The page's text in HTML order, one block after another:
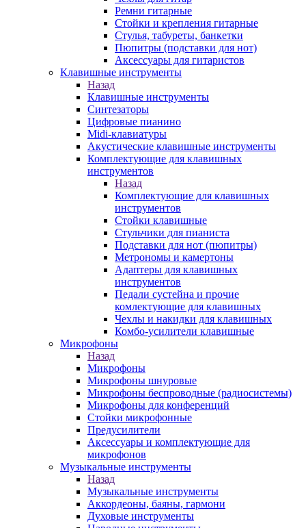
Ремни гитарные
Стойки и крепления гитарные
Стулья, табуреты, банкетки
Пюпитры (подставки для нот)
Аксессуары для гитаристов
Клавишные инструменты
Назад
Клавишные инструменты
Синтезаторы
Цифровые пианино
Midi-клавиатуры
Акустические клавишные инструменты
Комплектующие для клавишных
инструментов
Назад
Комплектующие для клавишных
инструментов
Стойки клавишные
Стульчики для пианиста
Подставки для нот (пюпитры)
Метрономы и камертоны
Адаптеры для клавишных
инструментов
Педали сустейна и прочие
комлектующие для клавишных
Чехлы и накидки для клавишных
Комбо-усилители клавишные
Микрофоны
Назад
Микрофоны
Микрофоны шнуровые
Микрофоны беспроводные (радиосистемы)
Микрофоны для конференций
Стойки микрофонные
Предусилители
Аксессуары и комплектующие для
микрофонов
Музыкальные инструменты
Назад
Музыкальные инструменты
Аккордеоны, баяны, гармони
Духовые инструменты